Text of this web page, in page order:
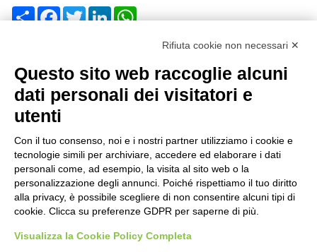
Share FacebookTwitterLinkedIn
Reg. Impr. C.C.I.A.A. 01996640239
R.E.A. 210602
Cod. Fisc. eP. IVA 01996640239
Capitale Sociale 1.500.000 i.v.
Information
FAQ
Rifiuta cookie non necessari ✕
Questo sito web raccoglie alcuni
dati personali dei visitatori e
utenti
Con il tuo consenso, noi e i nostri partner utilizziamo i cookie e
tecnologie simili per archiviare, accedere ed elaborare i dati
personali come, ad esempio, la visita al sito web o la
personalizzazione degli annunci. Poiché rispettiamo il tuo diritto
alla privacy, è possibile scegliere di non consentire alcuni tipi di
cookie. Clicca su preferenze GDPR per saperne di più.
Visualizza la Cookie Policy Completa